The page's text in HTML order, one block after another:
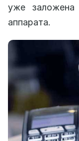
уже
аппарата.